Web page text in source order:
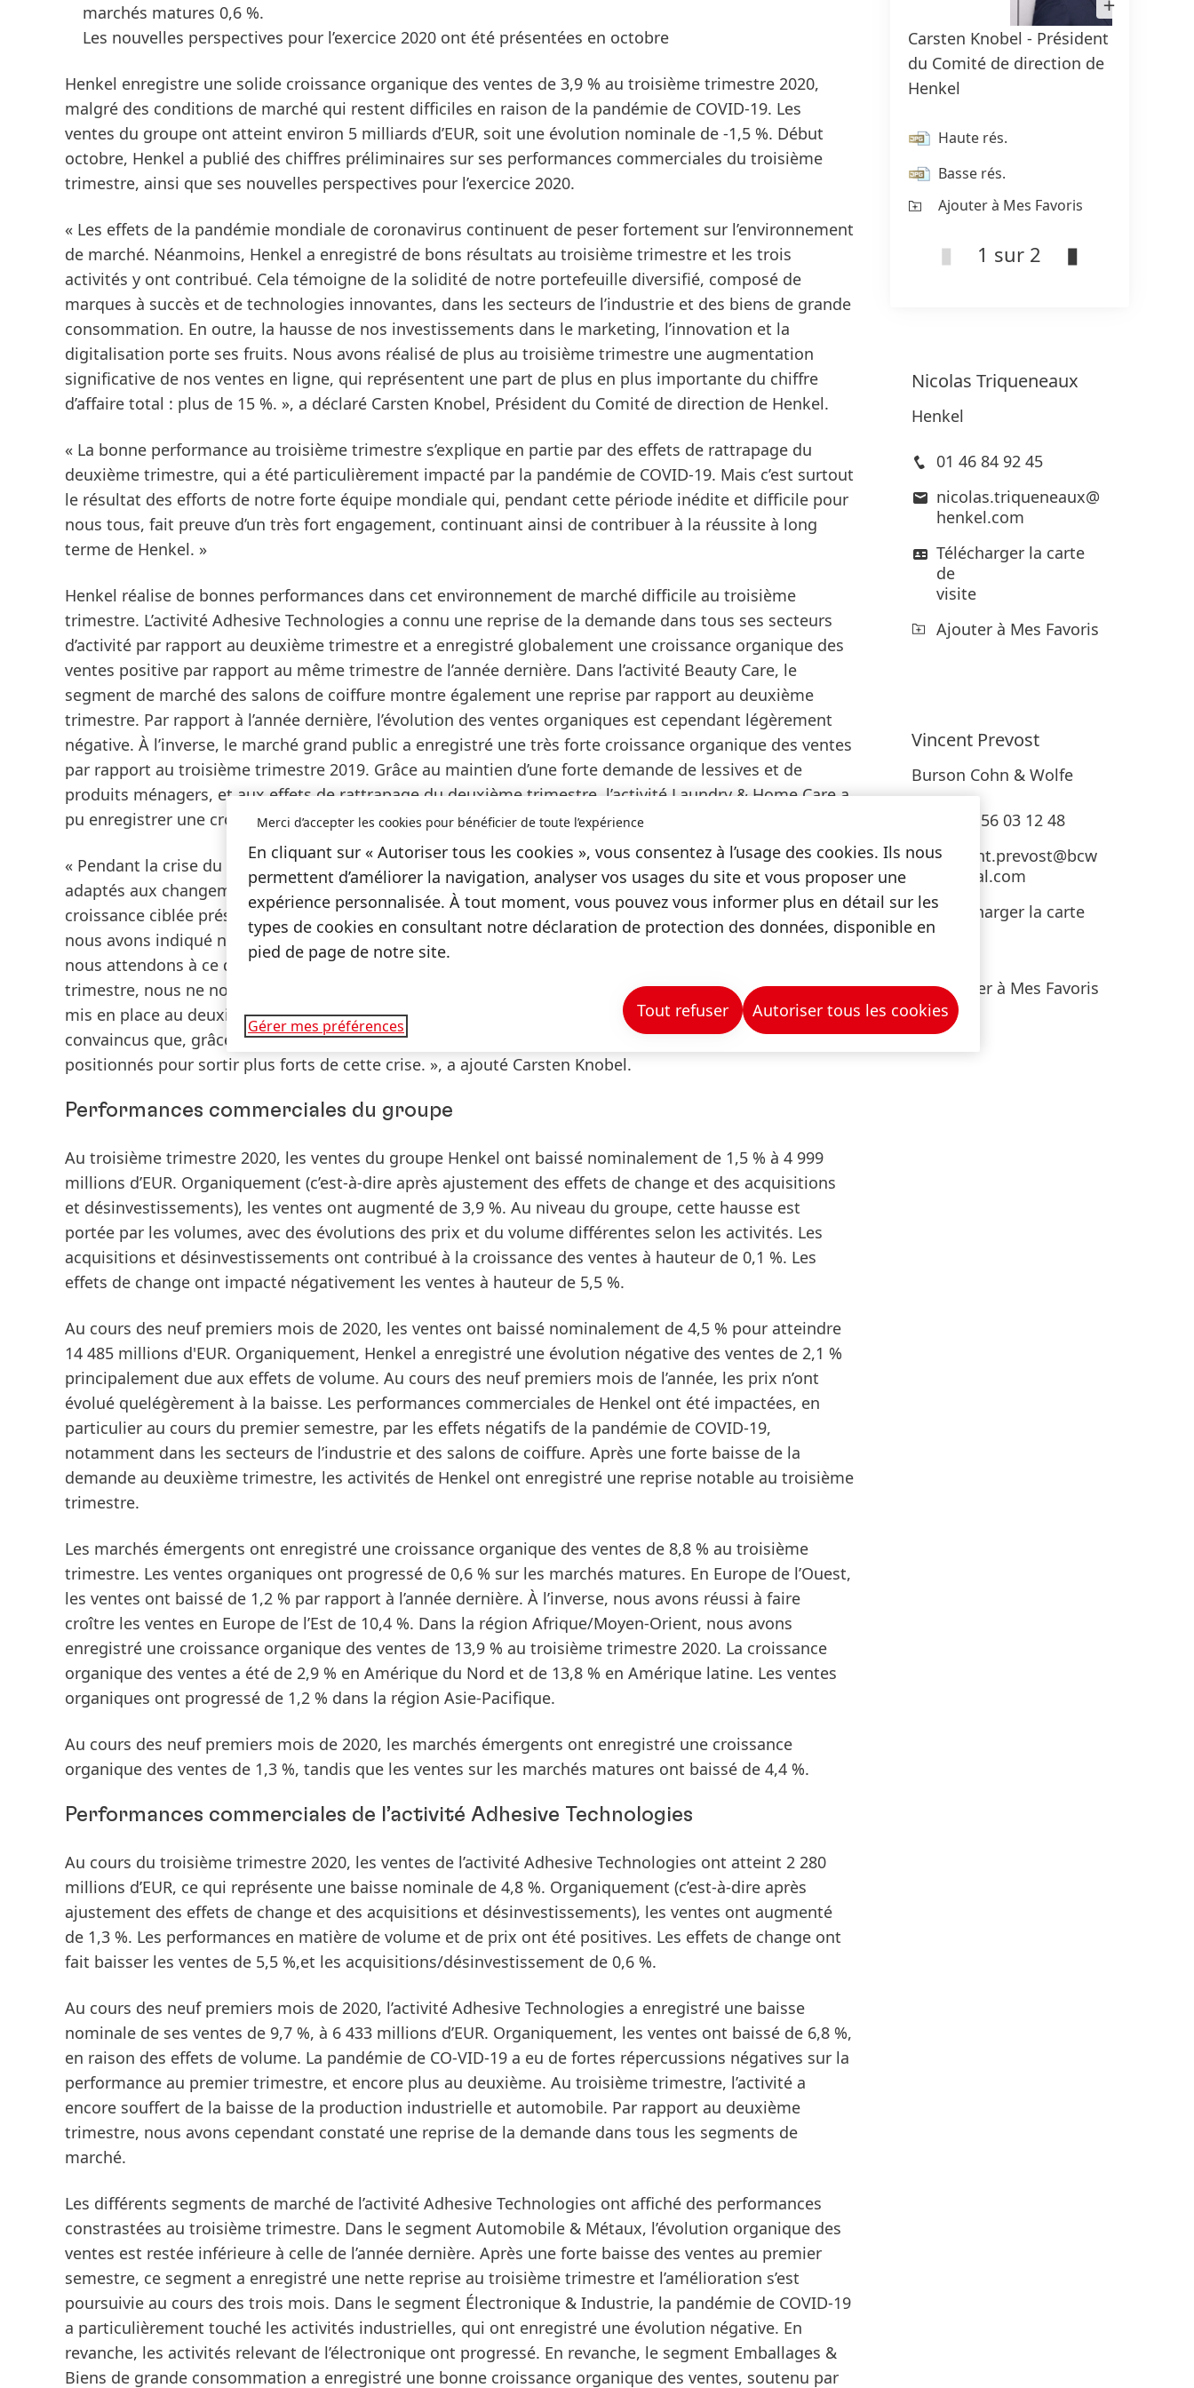
marchés matures 0,6 %.
Les nouvelles perspectives pour l’exercice 2020 ont été présentées en octobre
Henkel enregistre une solide croissance organique des ventes de 3,9 % au troisième trimestre 2020,
malgré des conditions de marché qui restent difficiles en raison de la pandémie de COVID-19. Les
ventes du groupe ont atteint environ 5 milliards d’EUR, soit une évolution nominale de -1,5 %. Début
octobre, Henkel a publié des chiffres préliminaires sur ses performances commerciales du troisième
trimestre, ainsi que ses nouvelles perspectives pour l’exercice 2020.
« Les effets de la pandémie mondiale de coronavirus continuent de peser fortement sur l’environnement
de marché. Néanmoins, Henkel a enregistré de bons résultats au troisième trimestre et les trois
activités y ont contribué. Cela témoigne de la solidité de notre portefeuille diversifié, composé de
marques à succès et de technologies innovantes, dans les secteurs de l’industrie et des biens de grande
consommation. En outre, la hausse de nos investissements dans le marketing, l’innovation et la
digitalisation porte ses fruits. Nous avons réalisé de plus au troisième trimestre une augmentation
significative de nos ventes en ligne, qui représentent une part de plus en plus importante du chiffre
d’affaire total : plus de 15 %. », a déclaré Carsten Knobel, Président du Comité de direction de Henkel.
« La bonne performance au troisième trimestre s’explique en partie par des effets de rattrapage du
deuxième trimestre, qui a été particulièrement impacté par la pandémie de COVID-19. Mais c’est surtout
le résultat des efforts de notre forte équipe mondiale qui, pendant cette période inédite et difficile pour
nous tous, fait preuve d’un très fort engagement, continuant ainsi de contribuer à la réussite à long
terme de Henkel. »
Henkel réalise de bonnes performances dans cet environnement de marché difficile au troisième
trimestre. L’activité Adhesive Technologies a connu une reprise de la demande dans tous ses secteurs
d’activité par rapport au deuxième trimestre et a enregistré globalement une croissance organique des
ventes positive par rapport au même trimestre de l’année dernière. Dans l’activité Beauty Care, le
segment de marché des salons de coiffure montre également une reprise par rapport au deuxième
trimestre. Par rapport à l’année dernière, l’évolution des ventes organiques est cependant légèrement
négative. À l’inverse, le marché grand public a enregistré une très forte croissance organique des ventes
par rapport au troisième trimestre 2019. Grâce au maintien d’une forte demande de lessives et de
produits ménagers, et aux effets de rattrapage du deuxième trimestre, l’activitéLaundry & Home Carea
pu enregistrer une croissance significative des ventes et poursuivre ainsi son évolution positive.
« Pendant la crise du coronavirus, nous avons fait preuve d’agilité et nous nous sommes rapidement
adaptés aux changements, tout en continuant vigoureusement à mettre en œuvre notre programme de
croissance ciblée présenté en mars dernier. En publiant de nouvelles perspectives pour l’année entière,
nous avons indiqué nos attentes en matière de développement pour le reste de l’année. Même si nous
nous attendons à ce que les effets négatifs de la pandémie se fassent encore sentir au quatrième
trimestre, nous ne nous attendons pas à de nouveaux confinements généralisés – comparables à ceux
mis en place au deuxième trimestre – dans les régions essentielles pour Henkel. Nous sommes
convaincus que, grâce à notre stratégie misant sur une croissance ciblée, nous sommes bien
positionnés pour sortir plus forts de cette crise. », a ajouté Carsten Knobel.
Performances commerciales du groupe
Au troisième trimestre 2020, les ventes du groupe Henkel ont baissé nominalement de 1,5 % à 4 999
millions d’EUR. Organiquement (c’est-à-dire après ajustement des effets de change et des acquisitions
et désinvestissements), les ventes ont augmenté de 3,9 %. Au niveau du groupe, cette hausse est
portée par les volumes, avec des évolutions des prix et du volume différentes selon les activités. Les
acquisitions et désinvestissements ont contribué à la croissance des ventes à hauteur de 0,1 %. Les
effets de change ont impacté négativement les ventes à hauteur de 5,5 %.
Au cours des neuf premiers mois de 2020, les ventes ont baissé nominalement de 4,5 % pour atteindre
14 485 millions d'EUR. Organiquement, Henkel a enregistré une évolution négative des ventes de 2,1 %
principalement due aux effets de volume. Au cours des neuf premiers mois de l’année, les prix n’ont
évolué quelégèrement à la baisse. Les performances commerciales de Henkel ont été impactées, en
particulier au cours du premier semestre, par les effets négatifs de la pandémie de COVID-19,
notamment dans les secteurs de l’industrie et des salons de coiffure. Après une forte baisse de la
demande au deuxième trimestre, les activités de Henkel ont enregistré une reprise notable au troisième
trimestre.
Les marchés émergents ont enregistré une croissance organique des ventes de 8,8 % au troisième
trimestre. Les ventes organiques ont progressé de 0,6 % sur les marchés matures. En Europe de l’Ouest,
les ventes ont baissé de 1,2 % par rapport à l’année dernière. À l’inverse, nous avons réussi à faire
croître les ventes en Europe de l’Est de 10,4 %. Dans la région Afrique/Moyen-Orient, nous avons
enregistré une croissance organique des ventes de 13,9 % au troisième trimestre 2020. La croissance
organique des ventes a été de 2,9 % en Amérique du Nord et de 13,8 % en Amérique latine. Les ventes
organiques ont progressé de 1,2 % dans la région Asie-Pacifique.
Au cours des neuf premiers mois de 2020, les marchés émergents ont enregistré une croissance
organique des ventes de 1,3 %, tandis que les ventes sur les marchés matures ont baissé de 4,4 %.
Performances commerciales de l’activité Adhesive Technologies
Au cours du troisième trimestre 2020, les ventes de l’activité Adhesive Technologies ont atteint 2 280
millions d’EUR, ce qui représente une baisse nominale de 4,8 %. Organiquement (c’est-à-dire après
ajustement des effets de change et des acquisitions et désinvestissements), les ventes ont augmenté
de 1,3 %. Les performances en matière de volume et de prix ont été positives. Les effets de change ont
fait baisser les ventes de 5,5 %,et les acquisitions/désinvestissement de 0,6 %.
Au cours des neuf premiers mois de 2020, l’activité Adhesive Technologies a enregistré une baisse
nominale de ses ventes de 9,7 %, à 6 433 millions d’EUR. Organiquement, les ventes ont baissé de 6,8 %,
en raison des effets de volume. La pandémie de CO-VID-19 a eu de fortes répercussions négatives sur la
performance au premier trimestre, et encore plus au deuxième. Au troisième trimestre, l’activité a
encore souffert de la baisse de la production industrielle et automobile. Par rapport au deuxième
trimestre, nous avons cependant constaté une reprise de la demande dans tous les segments de
marché.
Les différents segments de marché de l’activité Adhesive Technologies ont affiché des performances
constrastées au troisième trimestre. Dans le segment Automobile & Métaux, l’évolution organique des
ventes est restée inférieure à celle de l’année dernière. Après une forte baisse des ventes au premier
semestre, ce segment a enregistré une nette reprise au troisième trimestre et l’amélioration s’est
poursuivie au cours des trois mois. Dans le segment Électronique & Industrie, la pandémie de COVID-19
a particulièrement touché les activités industrielles, qui ont enregistré une évolution négative. En
revanche, les activités relevant de l’électronique ont progressé. En revanche, le segment Emballages &
Biens de grande consommation a enregistré une bonne croissance organique des ventes, soutenu par
limage
dans
Carsten Knobel - Président
du Comité de direction de
Henkel
Haute rés.
Basse rés.
Ajouter à Mes Favoris
1 sur 2
Nicolas Triqueneaux
Henkel
01 46 84 92 45
nicolas.triqueneaux@
henkel.com
Télécharger la carte
de
visite
Ajouter à Mes Favoris
Vincent Prevost
Burson Cohn & Wolfe
+33 1 56 03 12 48
vincent.prevost@bcw
-global.com
Télécharger la carte
Ajouter à Mes Favoris
Merci d’accepter les cookies pour bénéficier de toute l’expérience
En cliquant sur « Autoriser tous les cookies », vous consentez à l’usage des cookies. Ils nous
permettent d’améliorer la navigation, analyser vos usages du site et vous proposer une
expérience personnalisée. À tout moment, vous pouvez vous informer plus en détail sur les
types de cookies en consultant notre déclaration de protection des données, disponible en
pied de page de notre site.
Gérer mes préférences
Tout refuser Autoriser tous les cookies